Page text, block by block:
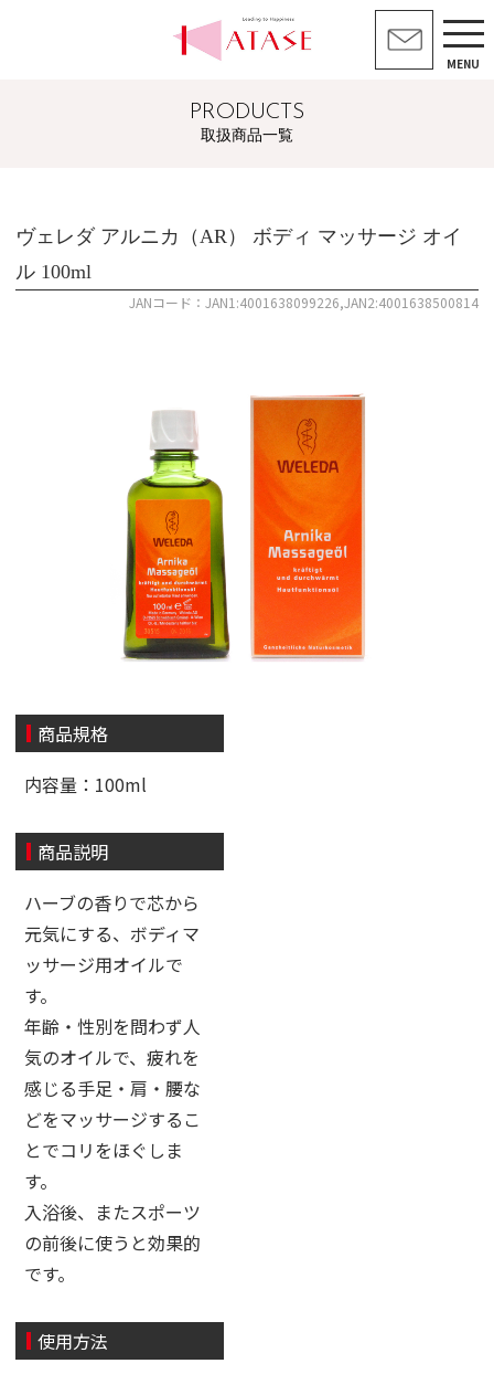
MENU
PRODUCTS
取扱商品一覧
ヴェレダ アルニカ（AR） ボディ マッサージ オイ
ル 100ml
JANコード：JAN1:4001638099226,JAN2:4001638500814
商品規格
内容量：100ml
商品説明
ハーブの香りで芯から
元気にする、ボディマ
ッサージ用オイルで
す。
年齢・性別を問わず人
気のオイルで、疲れを
感じる手足・肩・腰な
どをマッサージするこ
とでコリをほぐしま
す。
入浴後、またスポーツ
の前後に使うと効果的
です。
使用方法